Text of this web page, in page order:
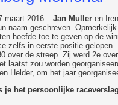
maart 2016 – Jan Mulleren
naam geschreven.
hoefde toe te geven op de
zelfs in eerste positie
over de streep. Zij werd 2e
laatst zou worden
Helder, om het jaar
je het persoonlijke